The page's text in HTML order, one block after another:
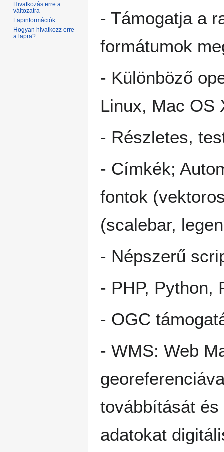
- Támogatja a
formátumok
- Különböző
Linux, Mac OS
- Részletes,
- Címkék;
fontok
(scalebar,
- Népszerű
- PHP, Python,
- OGC
- WMS: Web
továbbítását
adatokat
Hivatkozás erre a
változatra
Lapinformációk
Hogyan hivatkozz erre
a lapra?